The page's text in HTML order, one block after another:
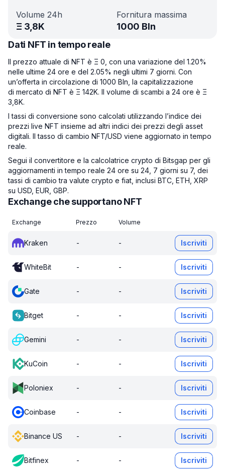
Volume 24h
Ξ 3,8K
Fornitura massima
1000 Bln
Dati NFT in tempo reale
Il prezzo attuale di NFT è Ξ 0, con una variazione del 1.20%
nelle ultime 24 ore e del 2.05% negli ultimi 7 giorni. Con
un’offerta in circolazione di 1000 Bln, la capitalizzazione
di mercato di NFT è Ξ 142K. Il volume di scambi a 24 ore è Ξ
3,8K.
I tassi di conversione sono calcolati utilizzando l’indice dei
prezzi live NFT insieme ad altri indici dei prezzi degli asset
digitali. Il tasso di cambio NFT/USD viene aggiornato in tempo
reale.
Segui il convertitore e la calcolatrice crypto di Bitsgap per gli
aggiornamenti in tempo reale 24 ore su 24, 7 giorni su 7, dei
tassi di cambio tra valute crypto e fiat, inclusi BTC, ETH, XRP
su USD, EUR, GBP.
Exchange che supportano NFT
Exchange Prezzo Volume
Kraken - - Iscriviti
WhiteBit - - Iscriviti
Gate - - Iscriviti
Bitget - - Iscriviti
Gemini - - Iscriviti
KuCoin - - Iscriviti
Poloniex - - Iscriviti
Coinbase - - Iscriviti
Binance US - - Iscriviti
Bitfinex - - Iscriviti